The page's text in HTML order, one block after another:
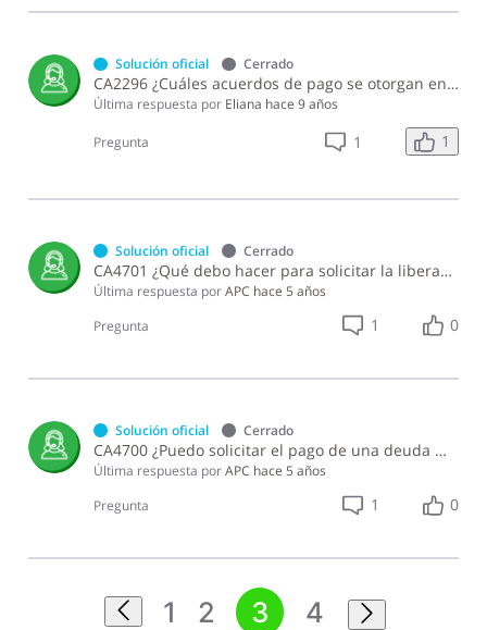
Solución oficial Cerrado
CA2296 ¿Cuáles acuerdos de pago se otorgan en la Gerencia de Cobranza?
Última respuesta por Eliana hace 9 años
Pregunta 1 1
Solución oficial Cerrado
CA4701 ¿Qué debo hacer para solicitar la liberación de fondos embargados para efectuar el pago de impuestos?
Última respuesta porAPC hace 5 años
Pregunta
1 0
Solución oficial Cerrado
CA4700 ¿Puedo solicitar el pago de una deuda mediante una oferta de dación en pago?
Última respuesta porAPC hace 5 años
Pregunta
1 0
1 2 3 4